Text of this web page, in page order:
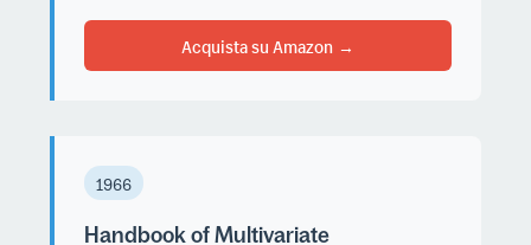
Acquista su Amazon
1966
Handbook of Multivariate